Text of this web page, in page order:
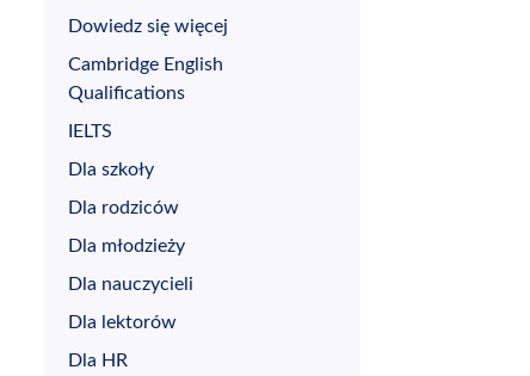
Dowiedz się więcej
Cambridge English
Qualifications
IELTS
Dla szkoły
Dla rodziców
Dla młodzieży
Dla nauczycieli
Dla lektorów
Dla HR